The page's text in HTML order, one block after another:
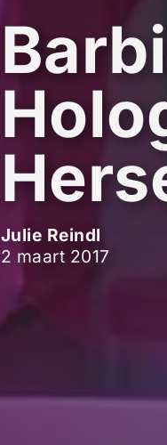
Julie Reindl
2 maart 2017